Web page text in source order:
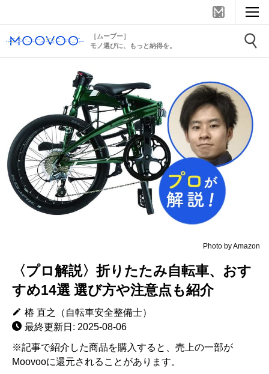
［ムーブー］
モノ選びに、もっと納得を。
Photo by Amazon
〈プロ解説〉折りたたみ自転車、おす
すめ14選 選び方や注意点も紹介
椿 直之（自転車安全整備士）
最終更新日: 2025-08-06
※記事で紹介した商品を購入すると、売上の一部が
Moovooに還元されることがあります。